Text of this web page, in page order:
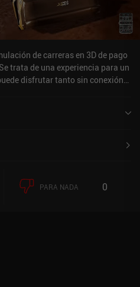
de carreras en 3D de pago
trata de una experiencia para un
disfrutar tanto sin conexión
en la App Store de iOS.
PARA NADA 0